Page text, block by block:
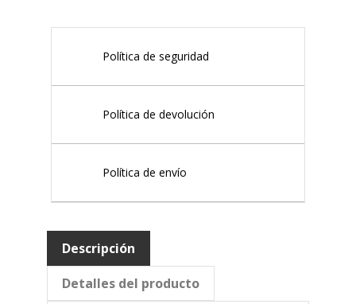
Política de seguridad
Política de devolución
Política de envío
Descripción
Detalles del producto